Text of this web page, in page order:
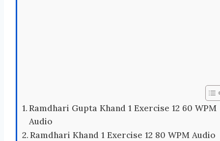
Ramdhari Gupta Khand 1 Exercise 12 60 WPM
Audio
Ramdhari Khand 1 Exercise 12 80 WPM Audio